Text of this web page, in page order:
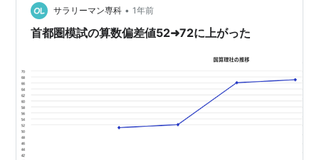
ると思…サラリーマン専科 • 1年前
首都圏模試の算数偏差値52➜72に上がった